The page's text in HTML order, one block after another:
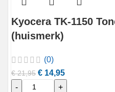
Kyocera TK-1150
(huismerk)
(0)
€21,95 € 14,95
-
+